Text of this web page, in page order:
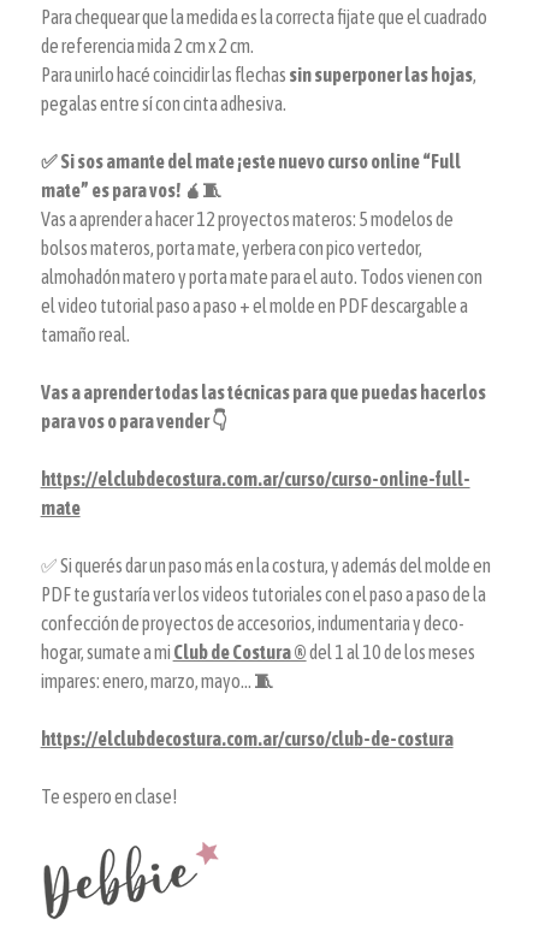
Para chequear que la medida es la correcta fijate que el cuadrado
de referencia mida 2 cm x 2 cm.
Para unirlo hacé coincidir las flechas sin superponer las hojas,
pegalas entre sí con cinta adhesiva.
✅ Si sos amante del mate ¡este nuevo curso online “Full
mate” es para vos! 🧉🧵
Vas a aprender a hacer 12 proyectos materos: 5 modelos de
bolsos materos, porta mate, yerbera con pico vertedor,
almohadón matero y porta mate para el auto. Todos vienen con
el video tutorial paso a paso + el molde en PDF descargable a
tamaño real.
Vas a aprender todas las técnicas para que puedas hacerlos
para vos o para vender 👇
https://elclubdecostura.com.ar/curso/curso-online-full-
mate
✅ Si querés dar un paso más en la costura, y además del molde en
PDF te gustaría ver los videos tutoriales con el paso a paso de la
confección de proyectos de accesorios, indumentaria y deco-
hogar, sumate a mi Club de Costura ®del 1 al 10 de los meses
impares: enero, marzo, mayo... 🧵
https://elclubdecostura.com.ar/curso/club-de-costura
Te espero en clase!